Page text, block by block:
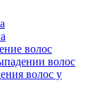
волос
волос
волос у